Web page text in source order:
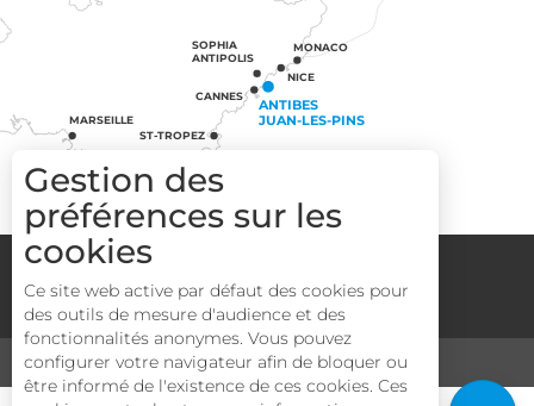
Ouvertures
ST-TROPEZ
MARSEILLE
CANNES
ANTIBES
JUAN-LES-PINS
SOPHIA
ANTIPOLIS
NICE
MONACO
Groupes
Mentions légales CGV Plan du site
MÉDIATHÈQUE TOURISME & HANDICAP
Gestion des
préférences sur les
cookies
Ce site web active par défaut des cookies pour
des outils de mesure d'audience et des
fonctionnalités anonymes. Vous pouvez
configurer votre navigateur afin de bloquer ou
être informé de l'existence de ces cookies. Ces